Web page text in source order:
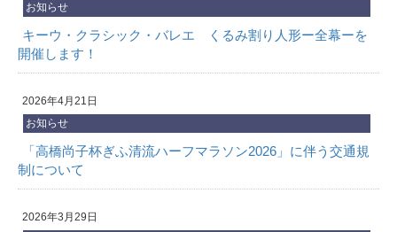
お知らせ
キーウ・クラシック・バレエ くるみ割り人形ー全幕ーを
開催します！
2026年4月21日
お知らせ
「高橋尚子杯ぎふ清流ハーフマラソン2026」に伴う交通規
制について
2026年3月29日